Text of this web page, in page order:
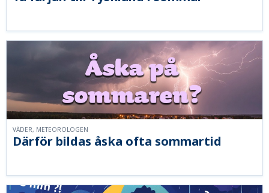
Därför bildas åska ofta sommartid
VÄDER, METEOROLOGEN